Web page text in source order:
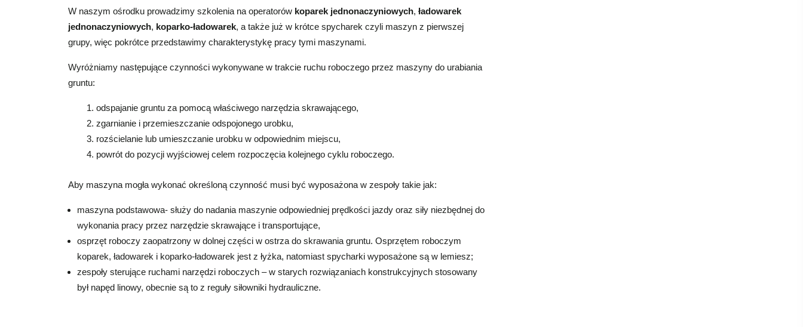
W naszym ośrodku prowadzimy szkolenia na operatorów koparek jednonaczyniowych, ładowarek
jednonaczyniowych, koparko-ładowarek, a także już w krótce spycharek czyli maszyn z pierwszej
grupy, więc pokrótce przedstawimy charakterystykę pracy tymi maszynami.
Wyróżniamy następujące czynności wykonywane w trakcie ruchu roboczego przez maszyny do urabiania
gruntu:
odspajanie gruntu za pomocą właściwego narzędzia skrawającego,
zgarnianie i przemieszczanie odspojonego urobku,
rozścielanie lub umieszczanie urobku w odpowiednim miejscu,
powrót do pozycji wyjściowej celem rozpoczęcia kolejnego cyklu roboczego.
Aby maszyna mogła wykonać określoną czynność musi być wyposażona w zespoły takie jak:
maszyna podstawowa- służy do nadania maszynie odpowiedniej prędkości jazdy oraz siły niezbędnej do
wykonania pracy przez narzędzie skrawające i transportujące,
osprzęt roboczy zaopatrzony w dolnej części w ostrza do skrawania gruntu. Osprzętem roboczym
koparek, ładowarek i koparko-ładowarek jest z łyżka, natomiast spycharki wyposażone są w lemiesz;
zespoły sterujące ruchami narzędzi roboczych – w starych rozwiązaniach konstrukcyjnych stosowany
był napęd linowy, obecnie są to z reguły siłowniki hydrauliczne.